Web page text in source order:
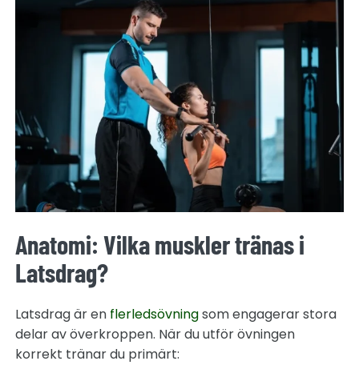
Anatomi: Vilka muskler tränas i
Latsdrag?
Latsdrag är en flerledsövningsom engagerar stora
delar av överkroppen. När du utför övningen
korrekt tränar du primärt: